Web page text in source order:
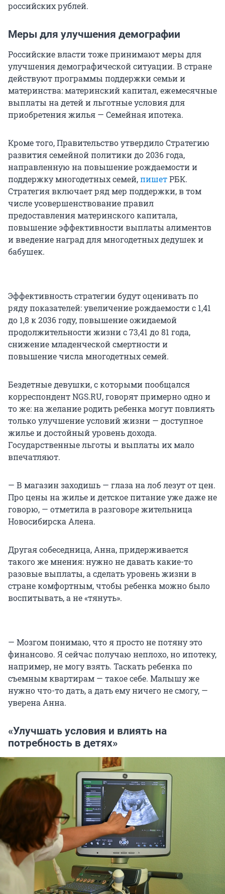
российских рублей.
Меры для улучшения демографии
Российские власти тоже принимают меры для
улучшения демографической ситуации. В стране
действуют программы поддержки семьи и
материнства: материнский капитал, ежемесячные
выплаты на детей и льготные условия для
приобретения жилья — Семейная ипотека.
Кроме того, Правительство утвердило Стратегию
развития семейной политики до 2036 года,
направленную на повышение рождаемости и
поддержку многодетных семей,пишетРБК.
Стратегия включает ряд мер поддержки, в том
числе усовершенствование правил
предоставления материнского капитала,
повышение эффективности выплаты алиментов
и введение наград для многодетных дедушек и
бабушек.
Эффективность стратегии будут оценивать по
ряду показателей: увеличение рождаемости с 1,41
до 1,8 к 2036 году, повышение ожидаемой
продолжительности жизни с 73,41 до 81 года,
снижение младенческой смертности и
повышение числа многодетных семей.
Бездетные девушки, с которыми пообщался
корреспондент NGS.RU, говорят примерно одно и
то же: на желание родить ребенка могут повлиять
только улучшение условий жизни — доступное
жилье и достойный уровень дохода.
Государственные льготы и выплаты их мало
впечатляют.
— В магазин заходишь — глаза на лоб лезут от цен.
Про цены на жилье и детское питание уже даже не
говорю, — отметила в разговоре жительница
Новосибирска Алена.
Другая собеседница, Анна, придерживается
такого же мнения: нужно не давать какие-то
разовые выплаты, а сделать уровень жизни в
стране комфортным, чтобы ребенка можно было
воспитывать, а не «тянуть».
— Мозгом понимаю, что я просто не потяну это
финансово. Я сейчас получаю неплохо, но ипотеку,
например, не могу взять. Таскать ребенка по
съемным квартирам — такое себе. Малышу же
нужно что-то дать, а дать ему ничего не смогу, —
уверена Анна.
«Улучшать условия и влиять на
потребность в детях»